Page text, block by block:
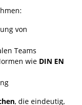
von
Teams
wie DIN EN
, die eindeutig,